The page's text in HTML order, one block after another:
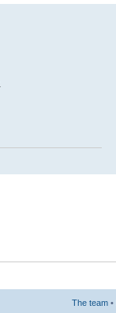
The team •